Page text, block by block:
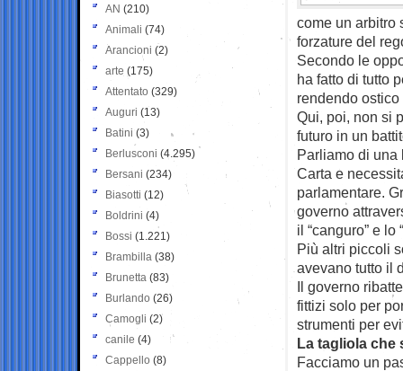
come un arbitro
forzature del
Secondo le
ha fatto di tutto
rendendo
Qui, poi, non si
futuro in un
Parliamo di una
Carta e
parlamentare.
governo
il “canguro” e lo
Più altri piccoli
avevano tutto il
Il governo
fittizi solo per
strumenti per
La tagliola che
Facciamo un
AN (210)
Animali (74)
Arancioni (2)
arte (175)
Attentato (329)
Auguri (13)
Batini (3)
Berlusconi (4.295)
Bersani (234)
Biasotti (12)
Boldrini (4)
Bossi (1.221)
Brambilla (38)
Brunetta (83)
Burlando (26)
Camogli (2)
canile (4)
Cappello (8)